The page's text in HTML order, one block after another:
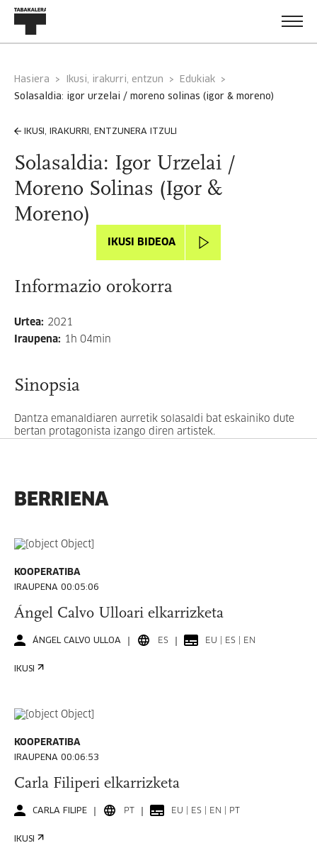
Hasiera Ikusi, irakurri, entzun
Edukiak
solasaldia: igor urzelai / moreno solinas (igor & moreno)
IKUSI, IRAKURRI, ENTZUNERA ITZULI
Solasaldia: Igor Urzelai /
Moreno Solinas (Igor &
Moreno)
IKUSI BIDEOA
Informazio orokorra
Urtea: 2021
Iraupena: 1h 04min
Sinopsia
Dantza emanaldiaren aurretik solasaldi bat eskainiko dute
bertan protagonista izango diren artistek.
BERRIENA
KOOPERATIBA
IRAUPENA 00:05:06
Ángel Calvo Ulloari elkarrizketa
ÁNGEL CALVO ULLOA ES EU | ES | EN
IKUSI
KOOPERATIBA
IRAUPENA 00:06:53
Carla Filiperi elkarrizketa
CARLA FILIPE PT EU | ES | EN | PT
IKUSI